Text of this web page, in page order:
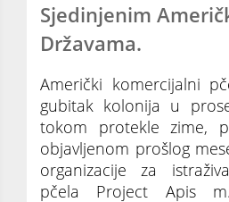
Sjedinjenim
Državama.
Američki komercijalni
gubitak kolonija u
tokom protekle zime,
objavljenom prošlog
organizacije za
pčela Project Apis